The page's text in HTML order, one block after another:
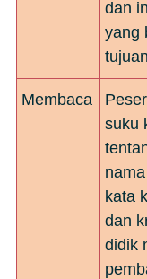
dan
yang
Membaca
suku
kata
dan
didik